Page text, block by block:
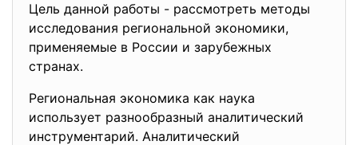
Цель данной работы - рассмотреть методы
исследования региональной экономики,
применяемые в России и зарубежных
странах.
Региональная экономика как наука
использует разнообразный аналитический
инструментарий. Аналитический